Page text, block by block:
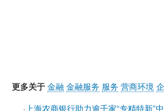
更多关于 金融 金融服务 服务 营商环境
上海农商银行助力逾千家“专精特新”